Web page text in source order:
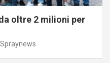
oltre 2 milioni per